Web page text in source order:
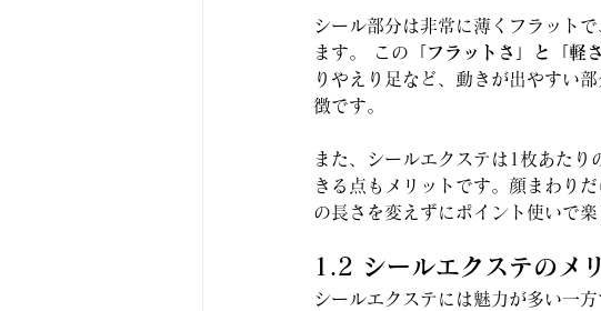
シール部分は非常に薄くフラット
ます。 この 「フラットさ」と「軽さ
りやえり足など、動きが出やすい
徴です。
また、シールエクステは1枚あた
きる点もメリットです。顔まわり
の長さを変えずにポイント使いで
1.2 シールエクステのメ
シールエクステには魅力が多い一